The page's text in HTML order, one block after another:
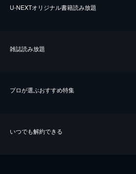
U-NEXTオリジナル書籍読み放題
雑誌読み放題
プロが選ぶおすすめ特集
いつでも解約できる